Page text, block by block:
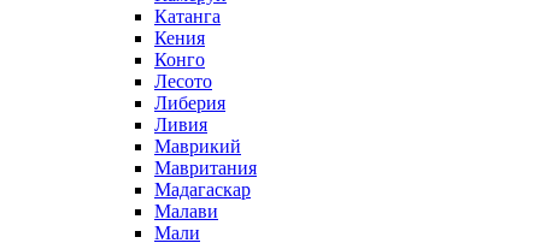
Катанга
Кения
Конго
Лесото
Либерия
Ливия
Маврикий
Мавритания
Мадагаскар
Малави
Мали